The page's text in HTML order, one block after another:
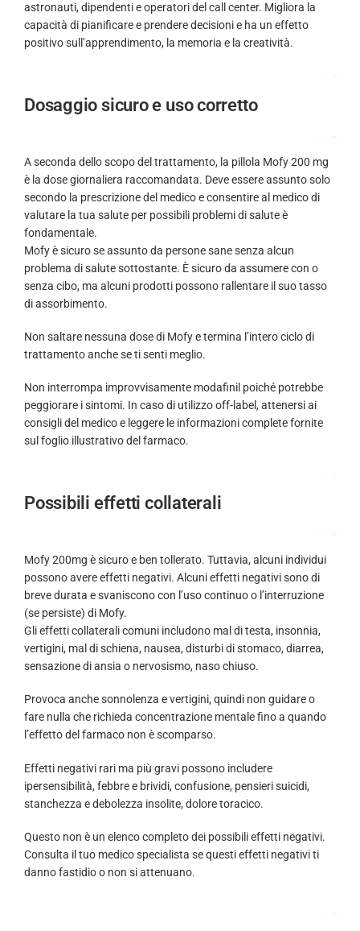
astronauti, dipendenti e operatori del call center. Migliora la
capacità di pianificare e prendere decisioni e ha un effetto
positivo sull’apprendimento, la memoria e la creatività.
Dosaggio sicuro e uso corretto
A seconda dello scopo del trattamento, la pillola Mofy 200 mg
è la dose giornaliera raccomandata. Deve essere assunto solo
secondo la prescrizione del medico e consentire al medico di
valutare la tua salute per possibili problemi di salute è
fondamentale.
Mofy è sicuro se assunto da persone sane senza alcun
problema di salute sottostante. È sicuro da assumere con o
senza cibo, ma alcuni prodotti possono rallentare il suo tasso
di assorbimento.
Non saltare nessuna dose di Mofy e termina l’intero ciclo di
trattamento anche se ti senti meglio.
Non interrompa improvvisamente modafinil poiché potrebbe
peggiorare i sintomi. In caso di utilizzo off-label, attenersi ai
consigli del medico e leggere le informazioni complete fornite
sul foglio illustrativo del farmaco.
.
Possibili effetti collaterali
.
Mofy 200mg è sicuro e ben tollerato. Tuttavia, alcuni individui
possono avere effetti negativi. Alcuni effetti negativi sono di
breve durata e svaniscono con l’uso continuo o l’interruzione
(se persiste) di Mofy.
Gli effetti collaterali comuni includono mal di testa, insonnia,
vertigini, mal di schiena, nausea, disturbi di stomaco, diarrea,
sensazione di ansia o nervosismo, naso chiuso.
Provoca anche sonnolenza e vertigini, quindi non guidare o
fare nulla che richieda concentrazione mentale fino a quando
l’effetto del farmaco non è scomparso.
Effetti negativi rari ma più gravi possono includere
ipersensibilità, febbre e brividi, confusione, pensieri suicidi,
stanchezza e debolezza insolite, dolore toracico.
Questo non è un elenco completo dei possibili effetti negativi.
Consulta il tuo medico specialista se questi effetti negativi ti
danno fastidio o non si attenuano.
.